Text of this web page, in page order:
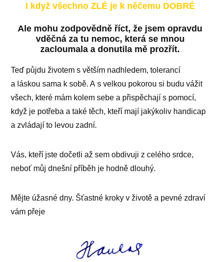
I když všechno ZLÉ je k něčemu DOBRÉ
Ale mohu zodpovědně říct, že jsem opravdu
vděčná za tu nemoc, která se mnou
zacloumala a donutila mě prozřít.
Teď půjdu životem s větším nadhledem, tolerancí
a láskou sama k sobě. A s velkou pokorou si budu vážit
všech, které mám kolem sebe a přispěchají s pomocí,
když je potřeba a také těch, kteří mají jakýkoliv handicap
a zvládají to levou zadní.
Vás, kteří jste dočetli až sem obdivuji z celého srdce,
neboť můj dnešní příběh je hodně dlouhý.
Mějte úžasné dny. Šťastné kroky v životě a pevné zdraví
vám přeje